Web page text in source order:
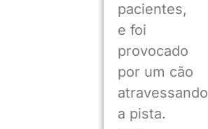
pacientes,
e foi
provocado
por um cão
atravessando
a pista.